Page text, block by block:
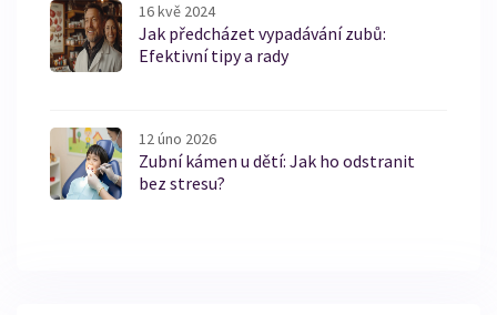
16 kvě 2024
Jak předcházet vypadávání zubů:
Efektivní tipy a rady
12 úno 2026
Zubní kámen u dětí: Jak ho odstranit
bez stresu?